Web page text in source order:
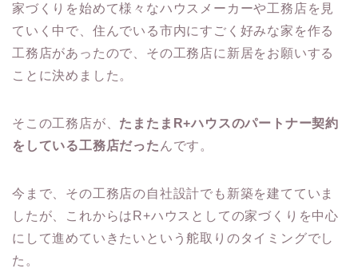
家づくりを始めて様々なハウスメーカーや工務店を見
ていく中で、住んでいる市内にすごく好みな家を作る
工務店があったので、その工務店に新居をお願いする
ことに決めました。
そこの工務店が、 たまたまR+ハウスのパートナー契約
をしている工務店だった んです。
今まで、その工務店の自社設計でも新築を建てていま
したが、これからはR+ハウスとしての家づくりを中心
にして進めていきたいという舵取りのタイミングでし
た。